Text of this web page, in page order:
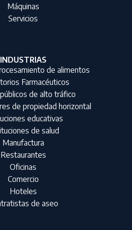
Máquinas
Servicios
INDUSTRIAS
de alimentos
Farmacéuticos
de alto tráfico
de propiedad horizontal
educativas
de salud
Manufactura
Restaurantes
Oficinas
Comercio
Hoteles
de aseo